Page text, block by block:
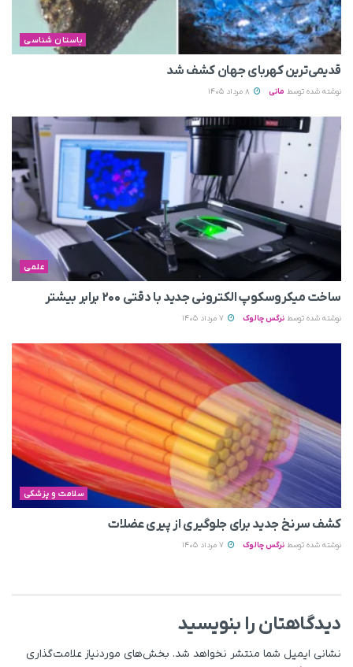
باستان شناسی
قدیمی‌ترین کهربای جهان کشف شد
نوشته شده توسط مانی
علمی
ساخت میکروسکوپ الکترونی جدید با دقتی ۲۰۰ برابر بیشتر
نوشته شده توسط نرگس چالوک
سلامت و پزشکی
کشف سرنخ جدید برای جلوگیری از پیری عضلات
نوشته شده توسط نرگس چالوک
دیدگاهتان را بنویسید
نشانی ایمیل شما منتشر نخواهد شد. بخش‌های موردنیاز علامت‌گذاری